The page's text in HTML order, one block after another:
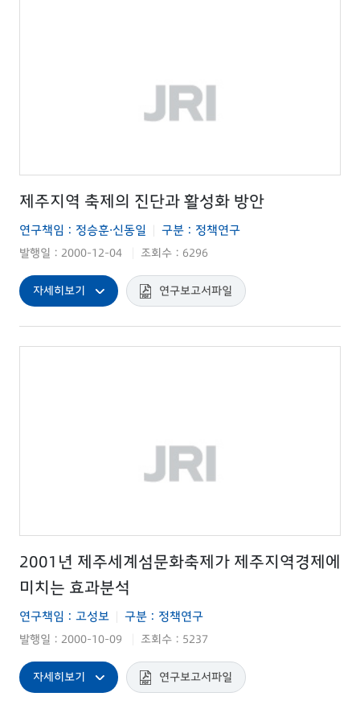
제주지역 축제의 진단과 활성화 방안
연구책임 : 정승훈·신동일 구분 : 정책연구
발행일 : 2000-12-04 조회수 : 6296
자세히보기 연구보고서파일
2001년 제주세계섬문화축제가 제주지역경제에
미치는 효과분석
연구책임 : 고성보 구분 : 정책연구
발행일 : 2000-10-09 조회수 : 5237
자세히보기 연구보고서파일